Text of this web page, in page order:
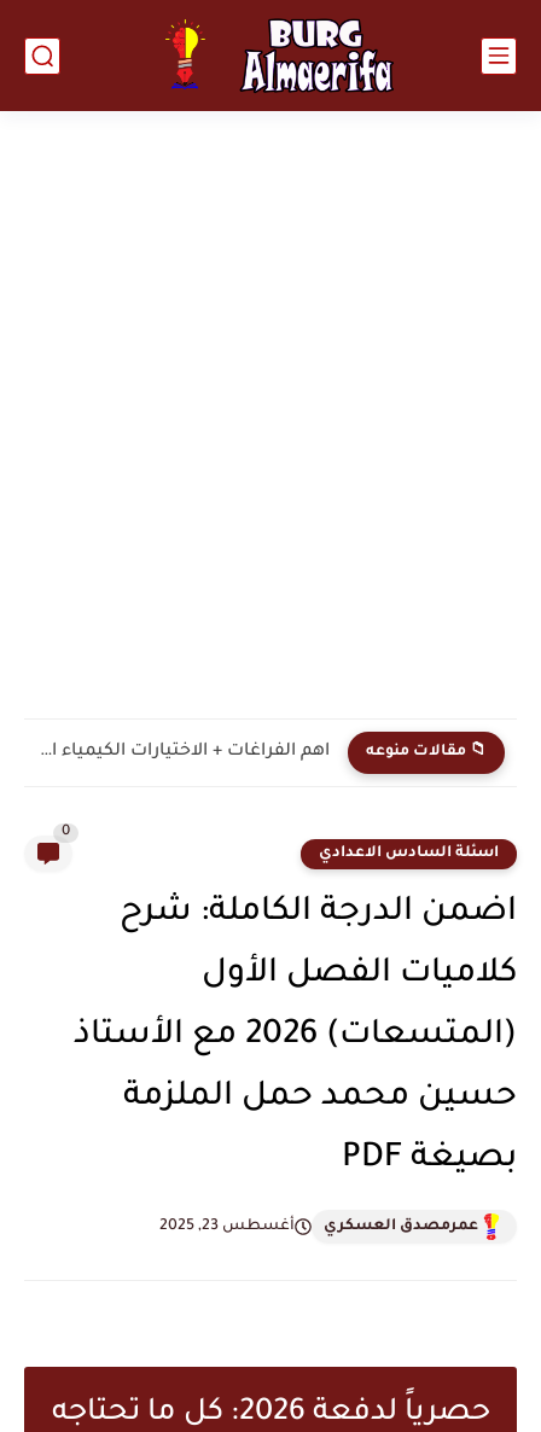
📁 مقالات منوعه مسائل الفصل الاول الكيمياء الثالث المتوسط ضمان 10درجات
اسئلة السادس الاعدادي
0
اضمن الدرجة الكاملة: شرح
كلاميات الفصل الأول
(المتسعات) 2026 مع الأستاذ
حسين محمد حمل الملزمة
بصيغة PDF
عمرمصدق العسكري أغسطس 23, 2025
حصرياً لدفعة 2026: كل ما تحتاجه